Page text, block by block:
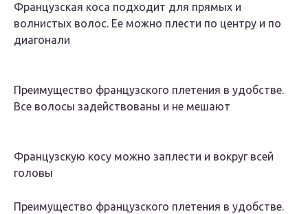
Французская коса подходит для прямых и
волнистых волос. Ее можно плести по центру и по
диагонали
Преимущество французского плетения в удобстве.
Все волосы задействованы и не мешают
Французскую косу можно заплести и вокруг всей
головы
Преимущество французского плетения в удобстве.